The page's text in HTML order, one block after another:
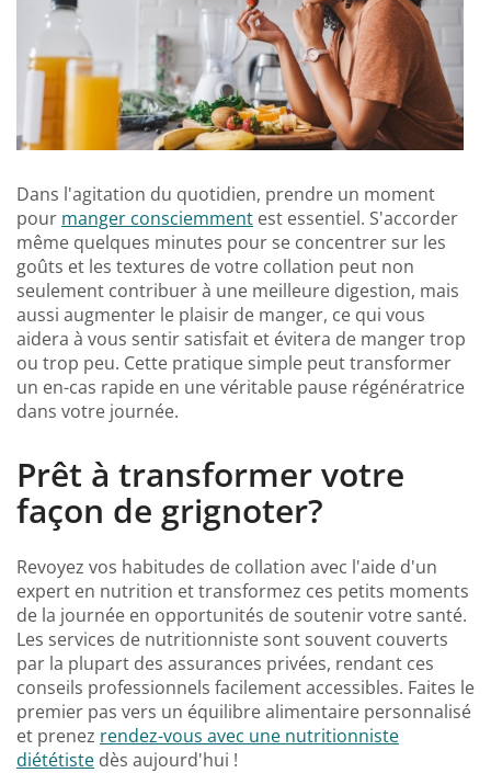
Dans l'agitation du quotidien, prendre un moment
pour manger consciemment est essentiel. S'accorder
même quelques minutes pour se concentrer sur les
goûts et les textures de votre collation peut non
seulement contribuer à une meilleure digestion, mais
aussi augmenter le plaisir de manger, ce qui vous
aidera à vous sentir satisfait et évitera de manger trop
ou trop peu. Cette pratique simple peut transformer
un en-cas rapide en une véritable pause régénératrice
dans votre journée.
Prêt à transformer votre
façon de grignoter?
Revoyez vos habitudes de collation avec l'aide d'un
expert en nutrition et transformez ces petits moments
de la journée en opportunités de soutenir votre santé.
Les services de nutritionniste sont souvent couverts
par la plupart des assurances privées, rendant ces
conseils professionnels facilement accessibles. Faites le
premier pas vers un équilibre alimentaire personnalisé
et prenez rendez-vous avec une nutritionniste
diététiste dès aujourd'hui !